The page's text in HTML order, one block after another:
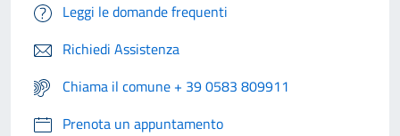
Leggi le domande frequenti
Richiedi Assistenza
Chiama il comune + 39 0583 809911
Prenota un appuntamento